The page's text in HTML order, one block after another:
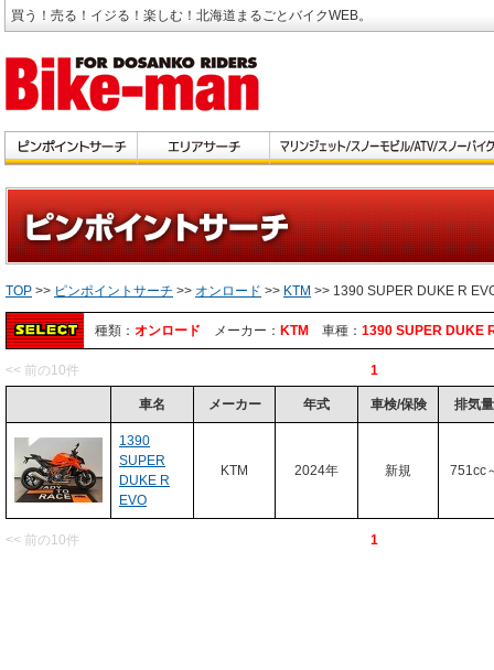
買う！売る！イジる！楽しむ！北海道まるごとバイクWEB。
TOP >> ピンポイントサーチ >> オンロード >> KTM >> 1390 SUPER DUKE R
種類： オンロード メーカー： KTM 車種： 1390 SUPER DUKE
<< 前の10件 1
車名 メーカー 年式 車検/保険 排気量
1390
SUPER
DUKE R
EVO
KTM 2024年 新規 751cc
<< 前の10件 1